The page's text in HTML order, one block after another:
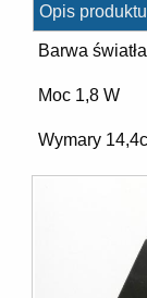
Opis
Barwa
Moc 1,8 W
Wymary